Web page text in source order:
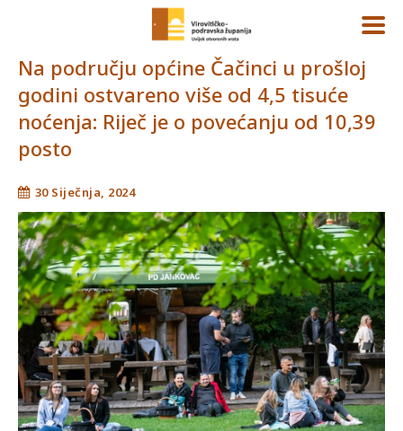
Na području općine Čačinci u prošloj
godini ostvareno više od 4,5 tisuće
noćenja: Riječ je o povećanju od 10,39
posto
30 Siječnja, 2024